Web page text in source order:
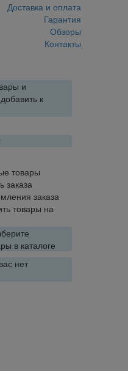
Доставка и оплата
Гарантия
Обзоры
Контакты
и
к
товары
заказа
заказа
товары на
в каталоге
нет